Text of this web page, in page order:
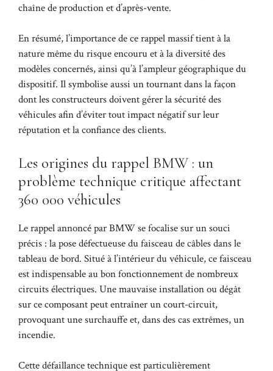
chaîne de production et d’après-vente.
En résumé, l’importance de ce rappel massif tient à la
nature même du risque encouru et à la diversité des
modèles concernés, ainsi qu’à l’ampleur géographique du
dispositif. Il symbolise aussi un tournant dans la façon
dont les constructeurs doivent gérer la sécurité des
véhicules afin d’éviter tout impact négatif sur leur
réputation et la confiance des clients.
Les origines du rappel BMW : un
problème technique critique affectant
360 000 véhicules
Le rappel annoncé par BMW se focalise sur un souci
précis : la pose défectueuse du faisceau de câbles dans le
tableau de bord. Situé à l’intérieur du véhicule, ce faisceau
est indispensable au bon fonctionnement de nombreux
circuits électriques. Une mauvaise installation ou dégât
sur ce composant peut entraîner un court-circuit,
provoquant une surchauffe et, dans des cas extrêmes, un
incendie.
Cette défaillance technique est particulièrement